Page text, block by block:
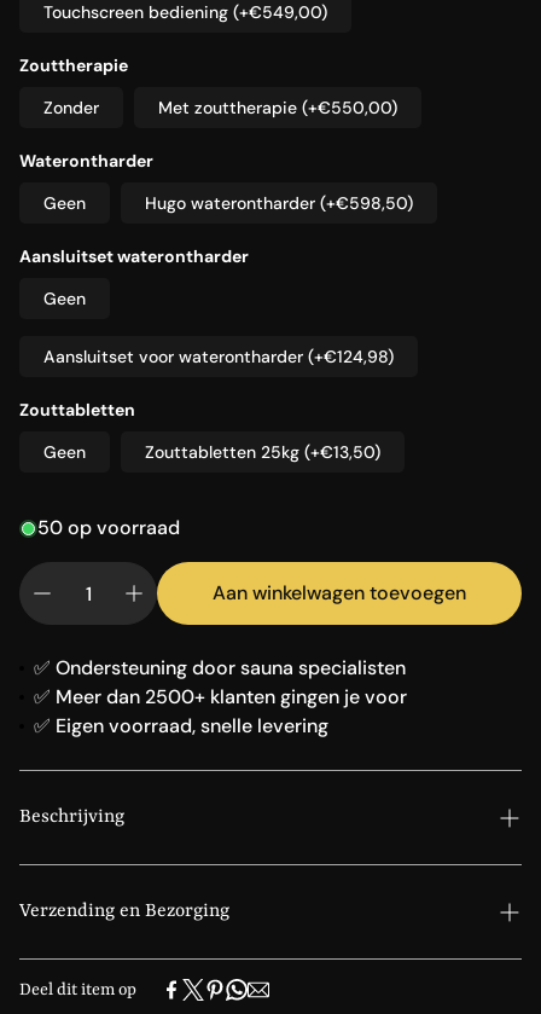
Touchscreen bediening (+€549,00)
Zouttherapie
Zonder
Met zouttherapie (+€550,00)
Waterontharder
Geen
Hugo waterontharder (+€598,50)
Aansluitset waterontharder
Geen
Aansluitset voor waterontharder (+€124,98)
Zouttabletten
Geen
Zouttabletten 25kg (+€13,50)
50 op voorraad
Aan winkelwagen toevoegen
✅ Ondersteuning door sauna specialisten
✅ Meer dan 2500+ klanten gingen je voor
✅ Eigen voorraad, snelle levering
Beschrijving
HUGO X60 400 Volt set, complete set voor stoomcabine
De aanbieding van deze complete set professionele
stoomapparatuur bieden wij u aan tegen een speciale
Verzending en Bezorging
ontvang je een Track and Trace code wanneer het
Deel dit item op